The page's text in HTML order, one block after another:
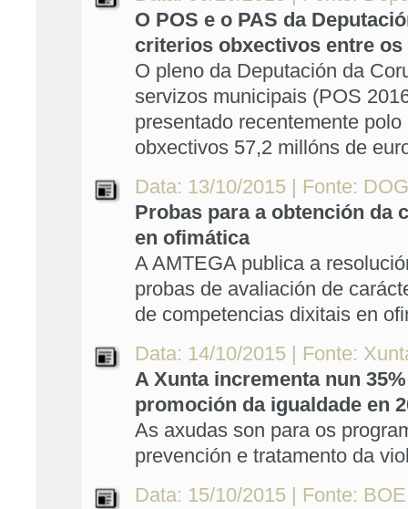
O POS e o PAS da
criterios obxectivos entre
O pleno da Deputación da
servizos municipais (POS
presentado recentemente
obxectivos 57,2 millóns de
Data: 13/10/2015 | Fonte:
Probas para a obtención da
en ofimática
A AMTEGA publica a
probas de avaliación de
de competencias dixitais en
Data: 14/10/2015 | Fonte:
A Xunta incrementa nun
promoción da igualdade en
As axudas son para os
prevención e tratamento da
Data: 15/10/2015 | Fonte: